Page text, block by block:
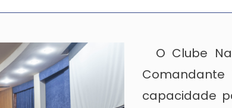
O Clube
capacidade